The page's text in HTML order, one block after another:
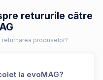
retururile către
produselor?
la evoMAG?